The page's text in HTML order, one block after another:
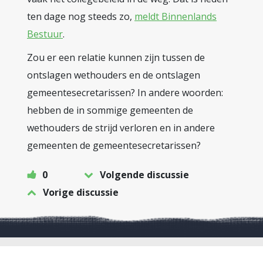
ten dage nog steeds zo, meldt Binnenlands
Bestuur.
Zou er een relatie kunnen zijn tussen de
ontslagen wethouders en de ontslagen
gemeentesecretarissen? In andere woorden:
hebben de in sommige gemeenten de
wethouders de strijd verloren en in andere
gemeenten de gemeentesecretarissen?
0
Volgende discussie
Vorige discussie